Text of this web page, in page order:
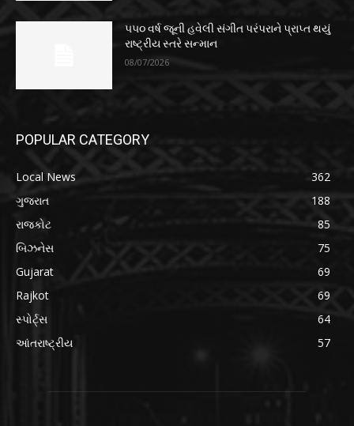
૫૫૦ વર્ષ જૂની હવેલી સંગીત પરંપરાને પ્રાપ્ત થયું
રાષ્ટ્રીય સ્તરે સન્માન
08/07/2026
POPULAR CATEGORY
Local News
362
ગુજરાત
188
રાજકોટ
85
બિઝનેસ
75
Gujarat
69
Rajkot
69
સ્પોર્ટ્સ
64
આંતરાષ્ટ્રીય
57